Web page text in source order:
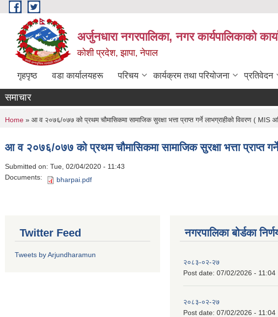
Skip to main content
अर्जुनधारा नगरपालिका, नगर कार्यपालिकाको
कोशी प्रदेश, झापा, नेपाल
गृहपृष्ठ वडा कार्यालयहरू परिचय कार्यक्रम तथा परियोजना प्रतिवेदन
समाचार
You are here
Home » आ व २०७६/०७७ को प्रथम चौमासिकमा सामाजिक सुरक्षा भत्ता प्राप्त गर्ने लाभग्राहीको विवरण ( MIS
आ व २०७६/०७७ को प्रथम चौमासिकमा सामाजिक सुरक्षा भत्ता प्राप्त
Submitted on: Tue, 02/04/2020 - 11:43
Documents:
bharpai.pdf
Twitter Feed
Tweets by Arjundharamun
नगरपालिका बाेर्डका
२०८३-०२-२७
Post date: 07/02/2026 - 11:04
२०८३-०२-२७
Post date: 07/02/2026 - 11:04